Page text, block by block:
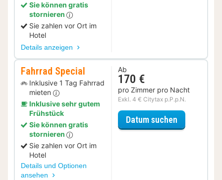
Sie können gratis
stornieren
Sie zahlen vor Ort im
Hotel
Details anzeigen
Fahrrad Special
Inklusive 1 Tag Fahrrad
mieten
Inklusive sehr gutem
Frühstück
Sie können gratis
stornieren
Sie zahlen vor Ort im
Hotel
Details und Optionen
ansehen
Ab
170 €
pro Zimmer pro Nacht
Exkl. 4 € Citytax p.P.p.N.
Datum suchen